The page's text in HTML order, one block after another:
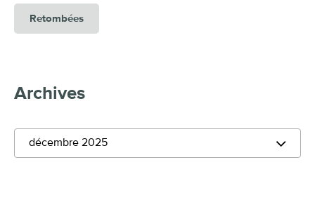
Retombées
Archives
décembre 2025